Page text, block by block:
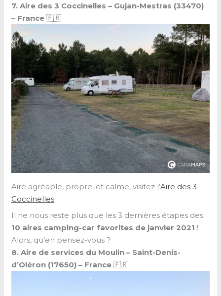
7. Aire des 3 Coccinelles – Gujan-Mestras (33470)
– France🇫🇷
Aire agréable, propre, et calme, visitez l’Aire des 3
Coccinelles.
Il ne nous reste plus que les 3 dernières étapes des
10 aires camping-car favorites de janvier 2021 !
Alors, qu’en pensez-vous ?
8. Aire de services du Moulin – Saint-Denis-
d’Oléron (17650) – France🇫🇷